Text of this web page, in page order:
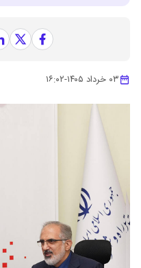
۰۳ خرداد ۱۴۰۵ -۱۶:۰۲